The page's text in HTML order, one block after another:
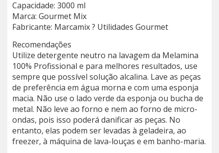
Capacidade: 3000 ml
Marca: Gourmet Mix
Fabricante: Marcamix ? Utilidades Gourmet
Recomendações
Utilize detergente neutro na lavagem da Melamina
100% Profissional e para melhores resultados, use
sempre que possível solução alcalina. Lave as peças
de preferência em água morna e com uma esponja
macia. Não use o lado verde da esponja ou bucha de
metal. Não leve ao forno e nem ao forno de micro-
ondas, pois isso poderá danificar as peças. No
entanto, elas podem ser levadas à geladeira, ao
freezer, à máquina de lava-louças e em banho-maria.